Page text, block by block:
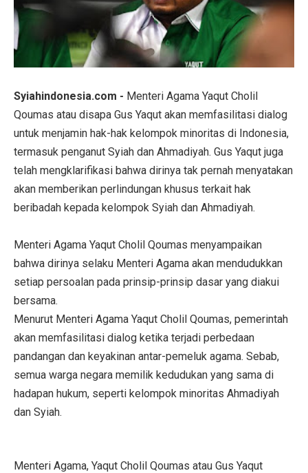
Syiahindonesia.com - Menteri Agama Yaqut Cholil
Qoumas atau disapa Gus Yaqut akan memfasilitasi dialog
untuk menjamin hak-hak kelompok minoritas di Indonesia,
termasuk penganut Syiah dan Ahmadiyah. Gus Yaqut juga
telah mengklarifikasi bahwa dirinya tak pernah menyatakan
akan memberikan perlindungan khusus terkait hak
beribadah kepada kelompok Syiah dan Ahmadiyah.
Menteri Agama Yaqut Cholil Qoumas menyampaikan
bahwa dirinya selaku Menteri Agama akan mendudukkan
setiap persoalan pada prinsip-prinsip dasar yang diakui
bersama.
Menurut Menteri Agama Yaqut Cholil Qoumas, pemerintah
akan memfasilitasi dialog ketika terjadi perbedaan
pandangan dan keyakinan antar-pemeluk agama. Sebab,
semua warga negara memilik kedudukan yang sama di
hadapan hukum, seperti kelompok minoritas Ahmadiyah
dan Syiah.
Menteri Agama, Yaqut Cholil Qoumas atau Gus Yaqut